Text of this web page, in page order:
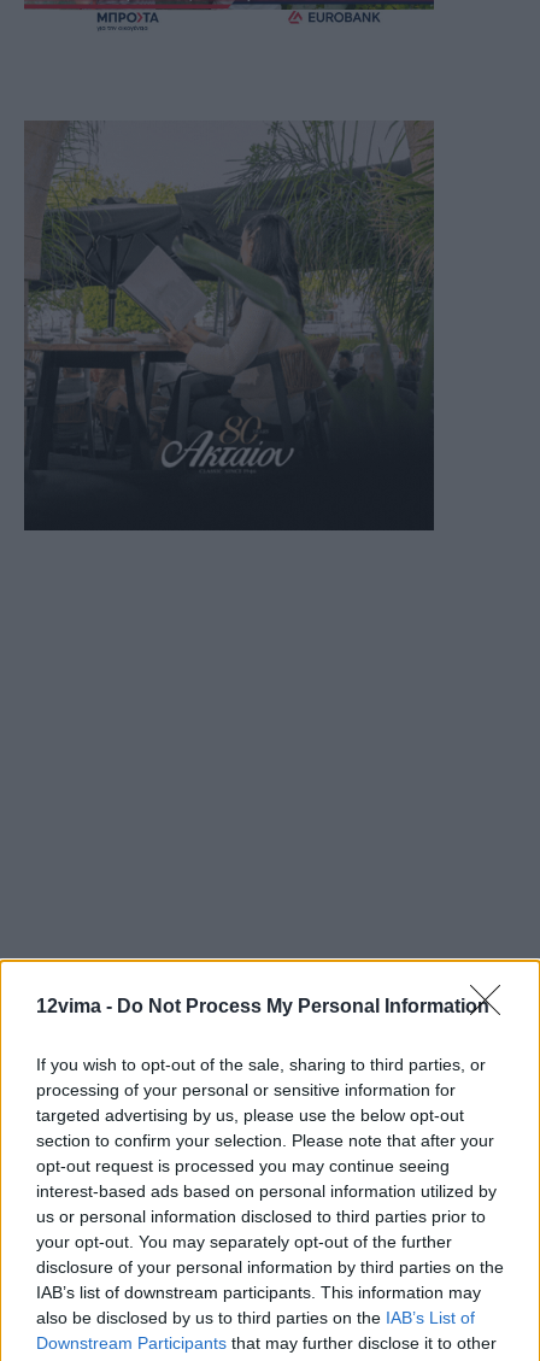
12vima - Do Not Process My Personal Information
If you wish to opt-out of the sale, sharing to third parties, or
processing of your personal or sensitive information for
targeted advertising by us, please use the below opt-out
section to confirm your selection. Please note that after your
opt-out request is processed you may continue seeing
interest-based ads based on personal information utilized by
us or personal information disclosed to third parties prior to
your opt-out. You may separately opt-out of the further
disclosure of your personal information by third parties on the
IAB’s list of downstream participants. This information may
also be disclosed by us to third parties on the IAB’s List of
Downstream Participants that may further disclose it to other